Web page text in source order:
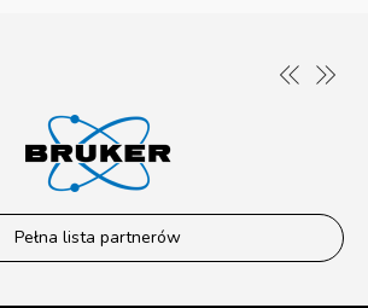
Pełna lista partnerów